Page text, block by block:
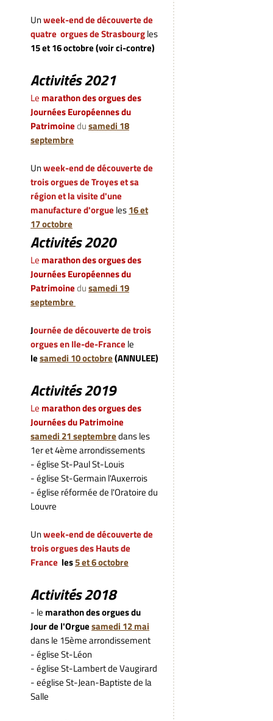
Unweek-end de découverte de
quatre orgues de Strasbourgles
15 et 16 octobre (voir ci-contre)
Activités 2021
Le marathon des orgues des
Journées Européennes du
Patrimoinedusamedi 18
septembre
Unweek-end de découverte de
trois orgues de Troyes et sa
région et la visite d'une
manufacture d'orgue les16 et
17 octobre
Activités 2020
Le marathon des orgues des
Journées Européennes du
Patrimoinedusamedi 19
septembre
Journée de découverte de trois
orgues en Ile-de-France le
lesamedi 10 octobre(ANNULEE)
Activités 2019
Le marathon des orgues des
Journées du Patrimoine
samedi 21 septembredans les
1er et 4ème arrondissements
- église St-Paul St-Louis
- église St-Germain l'Auxerrois
- église réformée de l'Oratoire du
Louvre
Unweek-end de découverte de
troisorgues des Hauts de
France les5 et 6 octobre
Activités 2018
- le marathon des orgues du
Jour de l'Orguesamedi 12 mai
dans le 15ème arrondissement
- église St-Léon
- église St-Lambert de Vaugirard
- eéglise St-Jean-Baptiste de la
Salle